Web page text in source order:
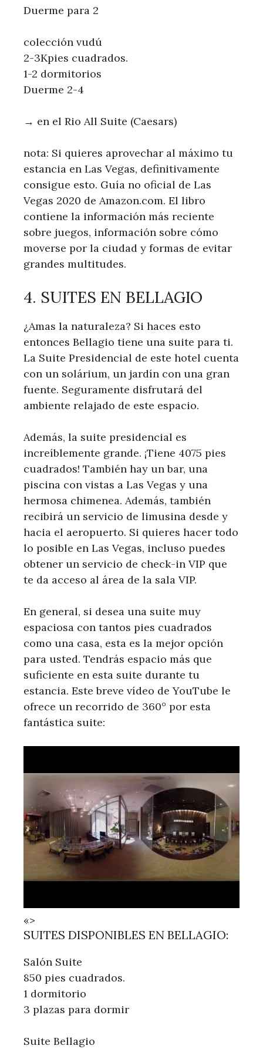
Duerme para 2
colección vudú
2-3Kpies cuadrados.
1-2 dormitorios
Duerme 2-4
→ en el Rio All Suite (Caesars)
nota: Si quieres aprovechar al máximo tu
estancia en Las Vegas, definitivamente
consigue esto. Guía no oficial de Las
Vegas 2020 de Amazon.com. El libro
contiene la información más reciente
sobre juegos, información sobre cómo
moverse por la ciudad y formas de evitar
grandes multitudes.
4. SUITES EN BELLAGIO
¿Amas la naturaleza? Si haces esto
entonces Bellagio tiene una suite para ti.
La Suite Presidencial de este hotel cuenta
con un solárium, un jardín con una gran
fuente. Seguramente disfrutará del
ambiente relajado de este espacio.
Además, la suite presidencial es
increíblemente grande. ¡Tiene 4075 pies
cuadrados! También hay un bar, una
piscina con vistas a Las Vegas y una
hermosa chimenea. Además, también
recibirá un servicio de limusina desde y
hacia el aeropuerto. Si quieres hacer todo
lo posible en Las Vegas, incluso puedes
obtener un servicio de check-in VIP que
te da acceso al área de la sala VIP.
En general, si desea una suite muy
espaciosa con tantos pies cuadrados
como una casa, esta es la mejor opción
para usted. Tendrás espacio más que
suficiente en esta suite durante tu
estancia. Este breve vídeo de YouTube le
ofrece un recorrido de 360° por esta
fantástica suite:
«>
SUITES DISPONIBLES EN BELLAGIO:
Salón Suite
850 pies cuadrados.
1 dormitorio
3 plazas para dormir
Suite Bellagio